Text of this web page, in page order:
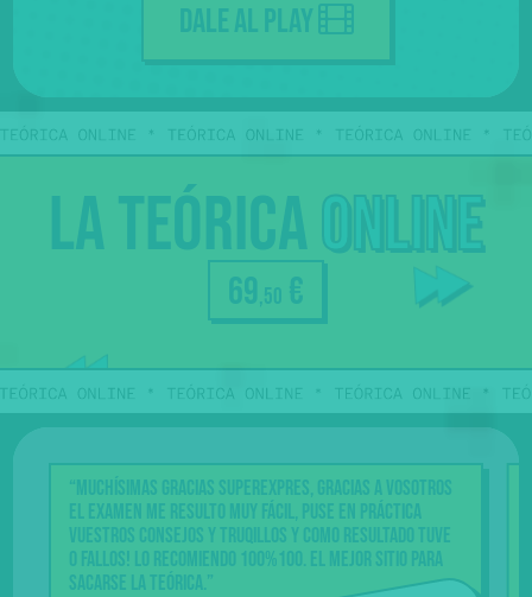
DALE AL PLAY
Lateóricaonline
69,50 €
Sólo
69,50€
Acceso
durante
100 días
a todo
“Muchísimas gracias Superexpres, gracias a vosotros
el examen me resulto muy fácil, puse en práctica
vuestros consejos y truqillos y como resultado tuve
0 fallos! Lo recomiendo 100%100. El mejor sitio para
sacarse la teórica.”